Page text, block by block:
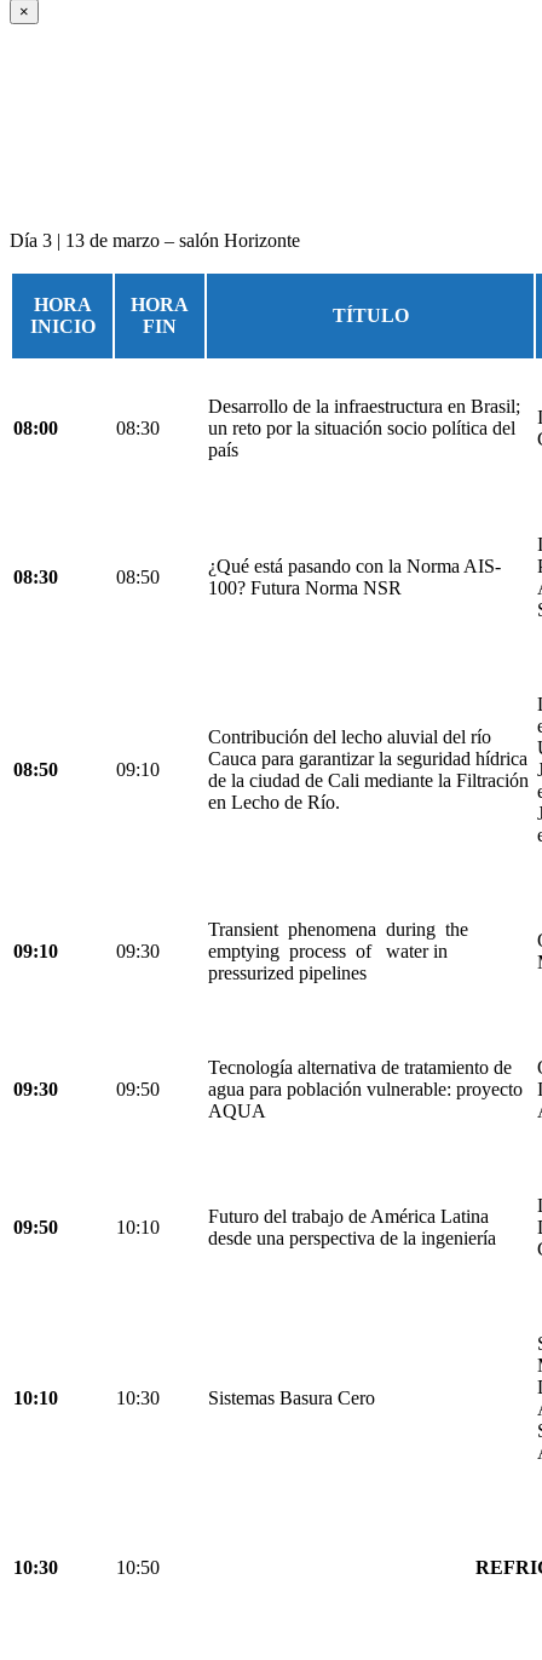
×
Día 3 | 13 de marzo – salón Horizonte
HORA
INICIO
HORA
FIN
TÍTULO
08:00 08:30
Desarrollo de la infraestructura en Brasil;
un reto por la situación socio política del
país
08:30 08:50
¿Qué está pasando con la Norma AIS-
100? Futura Norma NSR
08:50 09:10
Contribución del lecho aluvial del río
Cauca para garantizar la seguridad hídrica
de la ciudad de Cali mediante la Filtración
en Lecho de Río.
09:10 09:30
Transient phenomena during the
emptying process of water in
pressurized pipelines
09:30 09:50
Tecnología alternativa de tratamiento de
agua para población vulnerable: proyecto
AQUA
09:50 10:10
Futuro del trabajo de América Latina
desde una perspectiva de la ingeniería
10:10 10:30 Sistemas Basura Cero
10:30 10:50